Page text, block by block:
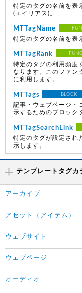
特定のタグの名前を表
(エイリアス)。
MTTagName
特定のタグの名前を表
MTTagRank
特定のタグの利用頻度
なります。このファン
に利用します。
MTTags BLOCK
記事・ウェブページ・
示するためのブロック
MTTagSearchLink
特定のタグが設定され
示します。
テンプレートタグカ
アーカイブ
アセット（アイテム）
ウェブサイト
ウェブページ
オーディオ